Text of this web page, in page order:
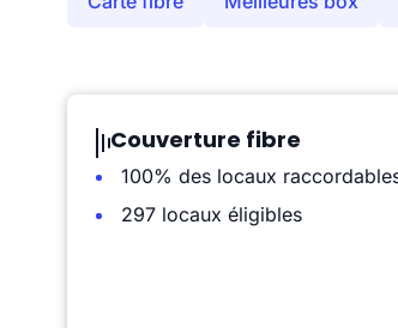
Couverture fibre
100% des locaux
297 locaux éligibles